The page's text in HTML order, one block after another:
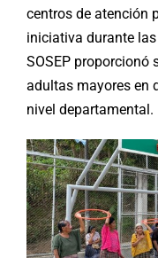
centros de atención
iniciativa durante
SOSEP proporcionó
adultas mayores en
nivel departamental.